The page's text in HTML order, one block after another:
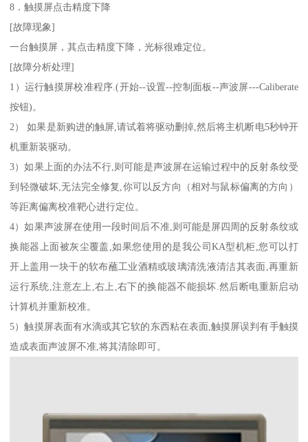
8．触摸屏点击精度下降
[故障现象]
一台触摸屏，其点击精度下降，光标很难定位。
[故障分析处理]
1）运行触摸屏校准程序.(开始--设置--控制面板--声波屏---Caliberate
按钮)。
2） 如果是新购进的触屏,请试着将驱动删掉,然后将主机断电5秒钟开
机重新装驱动。
3）如果上面的办法不行,则可能是声波屏在运输过程中的反射条纹受
到轻微破坏,无法完全修复,你可以反方向（相对与鼠标偏离的方向）
等距离偏离校准靶心进行定位。
4）如果声波屏在使用一段时间后不准,则可能是屏四周的反射条纹或
换能器上面被灰尘覆盖,如果您使用的是我公司KA型机柜,您可以打
开上盖用一块干的软布蘸工业酒精或玻璃清洗液清洁其表面,再重新
运行系统,注意左上,右上,右下的换能器不能损坏.然后断电重新启动
计算机并重新校准。
5）触摸屏表面有水滴或其它软的东西粘在表面,触摸屏误判有手触摸
造成表面声波屏不准,将其清除即可。